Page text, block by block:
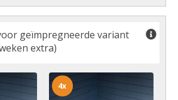
geïmpregneerde variant
extra)
4x